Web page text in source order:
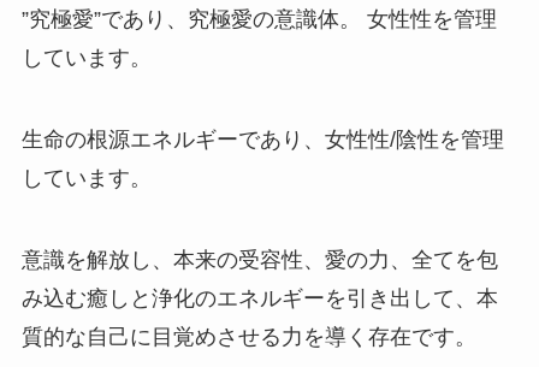
”究極愛”であり、究極愛の意識体。 女性性を管理
しています。
生命の根源エネルギーであり、女性性/陰性を管理
しています。
意識を解放し、本来の受容性、愛の力、全てを包
み込む癒しと浄化のエネルギーを引き出して、本
質的な自己に目覚めさせる力を導く存在です。